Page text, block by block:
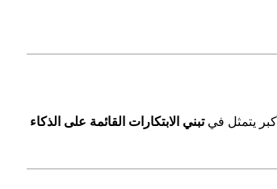
يتمثل فيتبني الابتكارات القائمة على الذكاء